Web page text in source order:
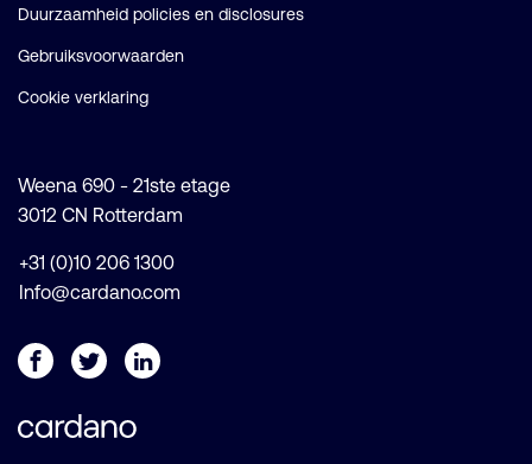
Duurzaamheid policies en disclosures
Gebruiksvoorwaarden
Cookie verklaring
Weena 690 - 21ste etage
3012 CN Rotterdam
+31 (0)10 206 1300
Info@cardano.com